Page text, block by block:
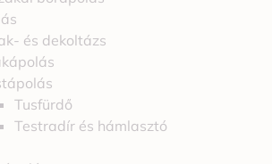
és dekoltázs
Tusfürdő
Testradír és hámlasztó